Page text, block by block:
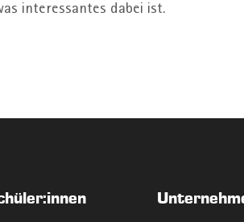
interessantes dabei ist.